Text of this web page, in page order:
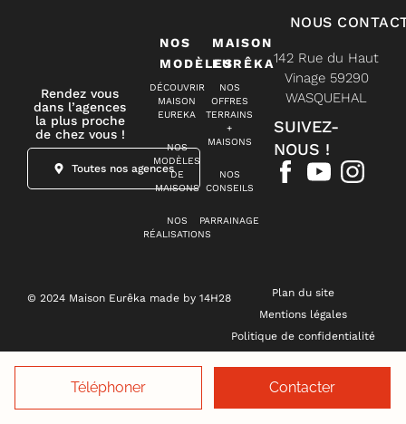
Téléphoner Contacter
Rendez vous
dans l’agences
la plus proche
de chez vous !
Toutes nos agences
NOS
MODÈLES
DÉCOUVRIR
MAISON
EUREKA
NOS
MODÈLES
DE
MAISONS
NOS
RÉALISATIONS
MAISON
EURÊKA
NOS
OFFRES
TERRAINS
+
MAISONS
NOS
CONSEILS
PARRAINAGE
NOUS
142 Rue du Haut
Vinage 59290
WASQUEHAL
SUIVEZ-
NOUS !
© 2024 Maison Eurêka made by 14H28
Plan du site
Mentions légales
Politique de confidentialité